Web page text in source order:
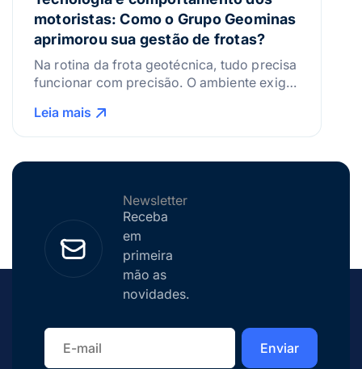
motoristas: Como o Grupo Geominas
aprimorou sua gestão de frotas?
Na rotina da frota geotécnica, tudo precisa
funcionar com precisão. O ambiente exige
bem preparados e uma operação sem
espaço para erros. Quando se trata de
conversar sobre como a Geominas vem […]
Leia mais
Newsletter
Receba
em
primeira
mão as
novidades.